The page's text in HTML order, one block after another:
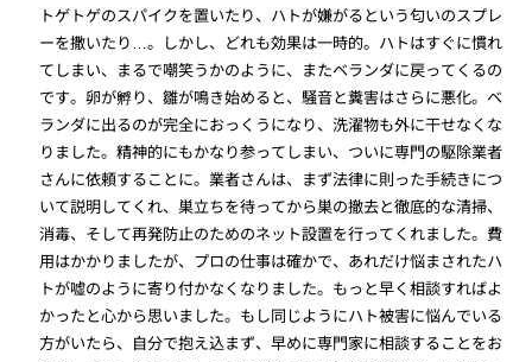
トゲトゲのスパイクを置いたり、ハトが嫌がるという匂いのスプレ
ーを撒いたり…。しかし、どれも効果は一時的。ハトはすぐに慣れ
てしまい、まるで嘲笑うかのように、またベランダに戻ってくるの
です。卵が孵り、雛が鳴き始めると、騒音と糞害はさらに悪化。ベ
ランダに出るのが完全におっくうになり、洗濯物も外に干せなくな
りました。精神的にもかなり参ってしまい、ついに専門の駆除業者
さんに依頼することに。業者さんは、まず法律に則った手続きにつ
いて説明してくれ、巣立ちを待ってから巣の撤去と徹底的な清掃、
消毒、そして再発防止のためのネット設置を行ってくれました。費
用はかかりましたが、プロの仕事は確かで、あれだけ悩まされたハ
トが嘘のように寄り付かなくなりました。もっと早く相談すればよ
かったと心から思いました。もし同じようにハト被害に悩んでいる
方がいたら、自分で抱え込まず、早めに専門家に相談することをお